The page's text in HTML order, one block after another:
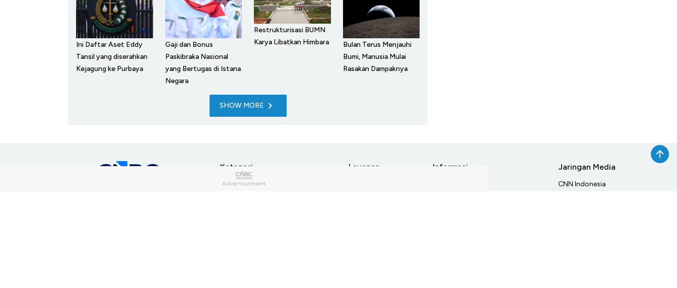
Ini Daftar Aset Eddy
Tansil yang diserahkan
Kejagung ke Purbaya
Gaji dan Bonus
Paskibraka Nasional
yang Bertugas di Istana
Negara
Restrukturisasi BUMN
Karya Libatkan Himbara
Bulan Terus Menjauhi
Bumi, Manusia Mulai
Rasakan Dampaknya
SHOW MORE
Kategori
My Money
Layanan Informasi Jaringan Media
CNN Indonesia